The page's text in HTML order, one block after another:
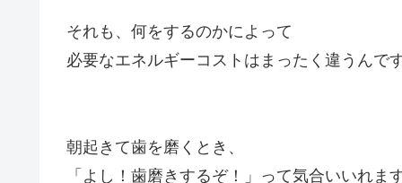
それも、何をするのかによって
必要なエネルギーコストはまったく違うんです
朝起きて歯を磨くとき、
「よし！歯磨きするぞ！」って気合いいれま